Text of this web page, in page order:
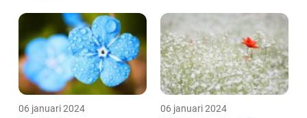
06 januari 2024 06 januari 2024